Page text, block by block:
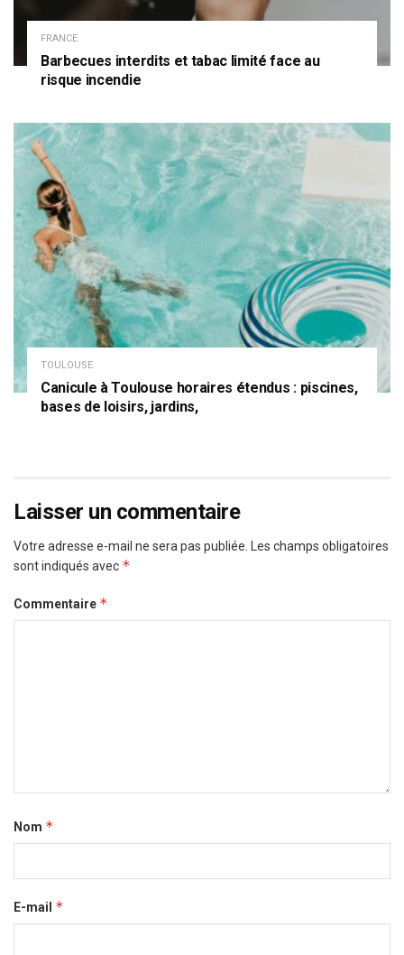
FRANCE
Barbecues interdits et tabac limité face au
risque incendie
TOULOUSE
Canicule à Toulouse horaires étendus : piscines,
bases de loisirs, jardins,
Laisser un commentaire
Votre adresse e-mail ne sera pas publiée. Les champs obligatoires
sont indiqués avec *
Commentaire *
Nom *
E-mail *